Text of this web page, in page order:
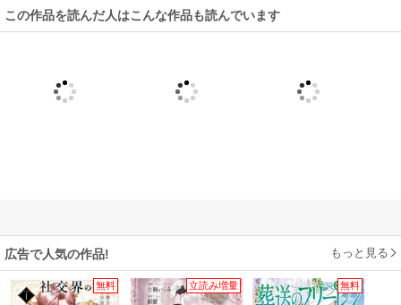
この作品を読んだ人はこんな作品も読んでいます
広告で人気の作品! もっと見る
無料 立読み増量 無料